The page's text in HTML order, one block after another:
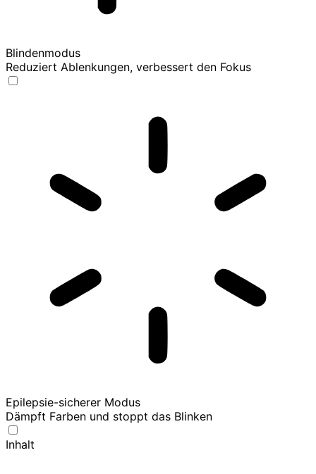
Blindenmodus
Reduziert Ablenkungen, verbessert den Fokus
Epilepsie-sicherer Modus
Dämpft Farben und stoppt das Blinken
Inhalt